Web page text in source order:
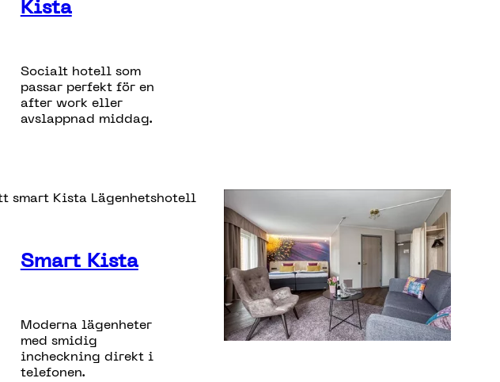
Kista
Socialt hotell som
passar perfekt för en
after work eller
avslappnad middag.
Smart Kista
Moderna lägenheter
med smidig
incheckning direkt i
telefonen.